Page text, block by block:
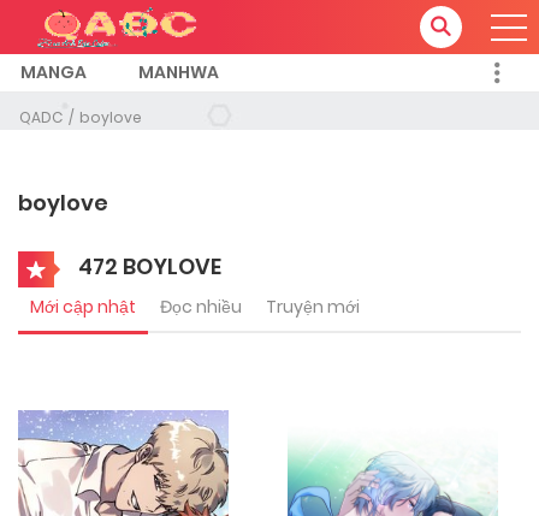
MANGA MANHWA
QADC boylove
boylove
472 BOYLOVE
Mới cập nhật Đọc nhiều Truyện mới